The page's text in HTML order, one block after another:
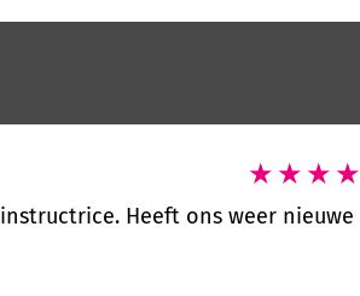
★★★★
Heeft ons weer nieuwe